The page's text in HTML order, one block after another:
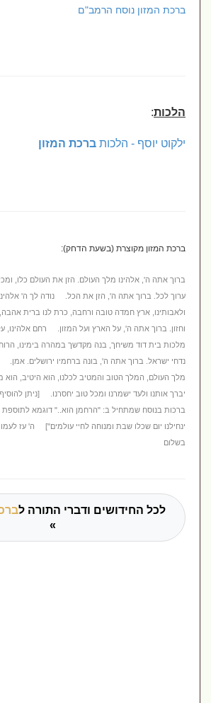
ברכת המזון נוסח הרמב"ם
הלכות:
ילקוט יוסף - הלכותברכת המזון
ברכת המזון מקוצרת (בשעת הדחק):
ברוך אתה ה', אלהינו מלך העולם. הזן את העולם כלו, ומכין
ערוך לכל. ברוך אתה ה', הזן את הכל. נודה לך ה' אלהינו.
ולאבותינו, ארץ חמדה טובה ורחבה, כרת לנו ברית אהבה,
וחזון. ברוך אתה ה', על הארץ ועל המזון. רחם אלהינו, על
מלכות בית דוד משיחך, בנה מקדשך במהרה בימינו, הרוח
נדחי ישראל. ברוך אתה ה', בונה ברחמיו ירושלים. אמן.
מלך העולם, המלך הטוב והמטיב לכלנו, הוא היטיב, הוא
יברך אותנו ולעד ישמרנו ומכל טוב יחסרנו. [ניתן
ברכות בנוסח שמתחיל ב: "הרחמן הוא.." דוגמא לתוספת
ינחילנו יום שכלו שבת ומנוחה לחיי עולמים"] ה' עז לעמו
בשלום
לכל החידושים ודברי התורה ל